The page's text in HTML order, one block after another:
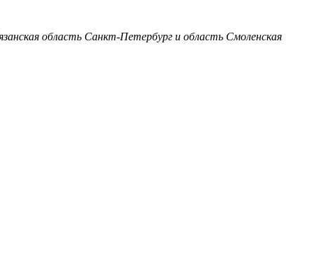
область Санкт-Петербург и область Смоленская